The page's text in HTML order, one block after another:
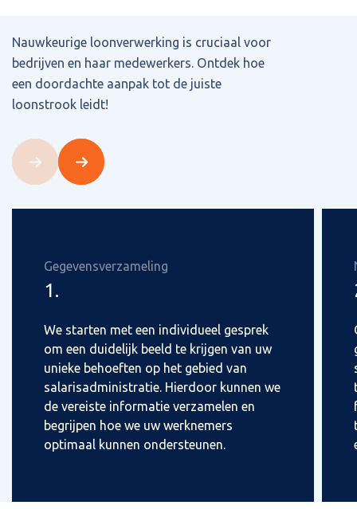
Nauwkeurige loonverwerking is cruciaal voor
bedrijven en haar medewerkers. Ontdek hoe
een doordachte aanpak tot de juiste
loonstrook leidt!
Gegevensverzameling
1.
We starten met een individueel gesprek
om een duidelijk beeld te krijgen van uw
unieke behoeften op het gebied van
salarisadministratie. Hierdoor kunnen we
de vereiste informatie verzamelen en
begrijpen hoe we uw werknemers
optimaal kunnen ondersteunen.